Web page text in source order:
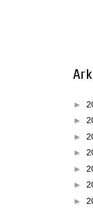
►
►
►
►
►
►
►